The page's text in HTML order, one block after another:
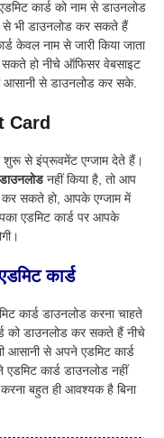
कार्ड को नाम से डाउनलोड
से भी डाउनलोड कर सकते हैं
केवल नाम से जारी किया जाता
हो नीचे ऑफिसर वेबसाइट
आसानी से डाउनलोड कर सके.
Card
शुरू से इंप्रूवमेंट एग्जाम देते हैं।
नहीं किया है, तो आप
कर सकते हो, आपके एग्जाम में
एडमिट कार्ड पर आपके
कार्ड
कार्ड डाउनलोड करना चाहते
को डाउनलोड कर सकते हैं नीचे
आसानी से अपने एडमिट कार्ड
कार्ड डाउनलोड नहीं
करना बहुत ही आवश्यक है बिना